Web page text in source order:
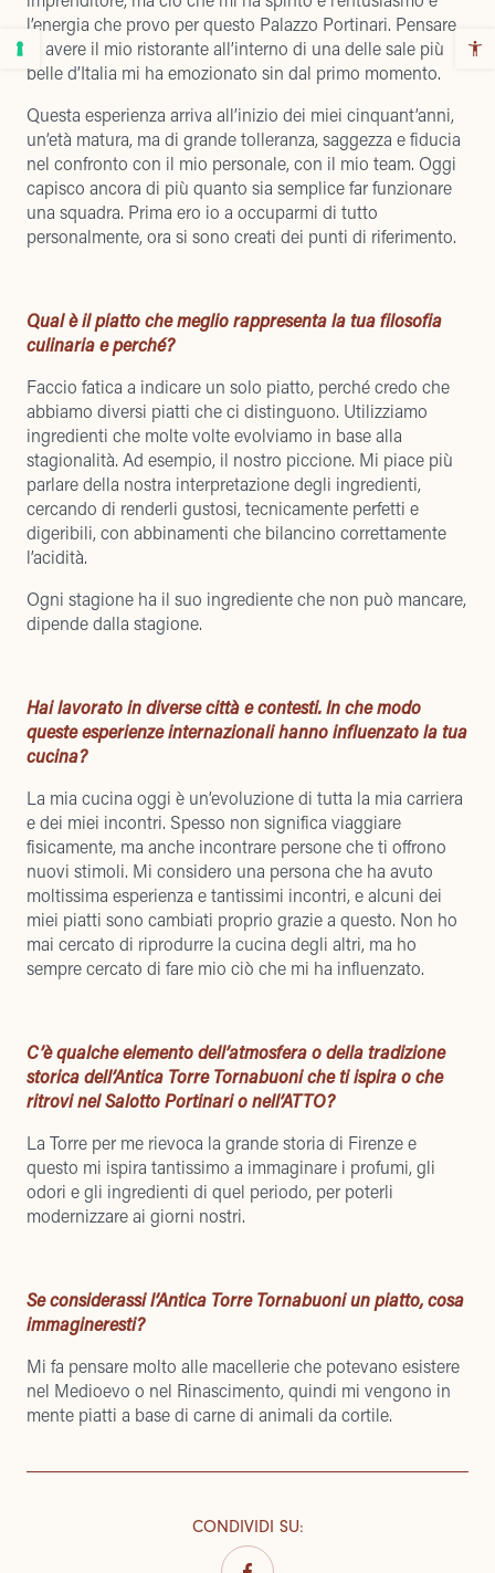
l’energia che provo per questo Palazzo Portinari. Pensare
di avere il mio ristorante all’interno di una delle sale più
belle d’Italia mi ha emozionato sin dal primo momento.
Questa esperienza arriva all’inizio dei miei cinquant’anni,
un’età matura, ma di grande tolleranza, saggezza e fiducia
nel confronto con il mio personale, con il mio team. Oggi
capisco ancora di più quanto sia semplice far funzionare
una squadra. Prima ero io a occuparmi di tutto
personalmente, ora si sono creati dei punti di riferimento.
Qual è il piatto che meglio rappresenta la tua filosofia
culinaria e perché?
Faccio fatica a indicare un solo piatto, perché credo che
abbiamo diversi piatti che ci distinguono. Utilizziamo
ingredienti che molte volte evolviamo in base alla
stagionalità. Ad esempio, il nostro piccione. Mi piace più
parlare della nostra interpretazione degli ingredienti,
cercando di renderli gustosi, tecnicamente perfetti e
digeribili, con abbinamenti che bilancino correttamente
l’acidità.
Ogni stagione ha il suo ingrediente che non può mancare,
dipende dalla stagione.
Hai lavorato in diverse città e contesti. In che modo
queste esperienze internazionali hanno influenzato la tua
cucina?
La mia cucina oggi è un’evoluzione di tutta la mia carriera
e dei miei incontri. Spesso non significa viaggiare
fisicamente, ma anche incontrare persone che ti offrono
nuovi stimoli. Mi considero una persona che ha avuto
moltissima esperienza e tantissimi incontri, e alcuni dei
miei piatti sono cambiati proprio grazie a questo. Non ho
mai cercato di riprodurre la cucina degli altri, ma ho
sempre cercato di fare mio ciò che mi ha influenzato.
C’è qualche elemento dell’atmosfera o della tradizione
storica dell’Antica Torre Tornabuoni che ti ispira o che
ritrovi nel Salotto Portinari o nell’ATTO?
La Torre per me rievoca la grande storia di Firenze e
questo mi ispira tantissimo a immaginare i profumi, gli
odori e gli ingredienti di quel periodo, per poterli
modernizzare ai giorni nostri.
Se considerassi l’Antica Torre Tornabuoni un piatto, cosa
immagineresti?
Mi fa pensare molto alle macellerie che potevano esistere
nel Medioevo o nel Rinascimento, quindi mi vengono in
mente piatti a base di carne di animali da cortile.
CONDIVIDI SU: